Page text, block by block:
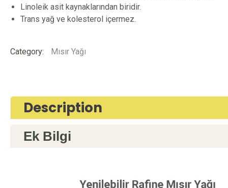
Linoleik asit kaynaklarından biridir.
Trans yağ ve kolesterol içermez.
Category: Mısır Yağı
Description
Ek Bilgi